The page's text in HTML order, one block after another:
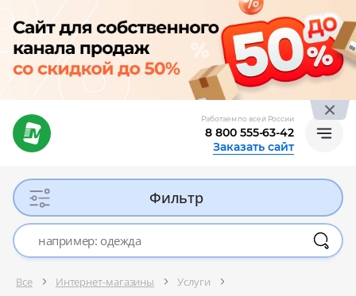
Работаем по всей России
8 800 555-63-42
Заказать сайт
Фильтр
Все Интернет-магазины Услуги